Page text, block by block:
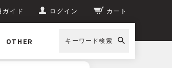
ガイド ログイン カート
OTHER キーワード検索